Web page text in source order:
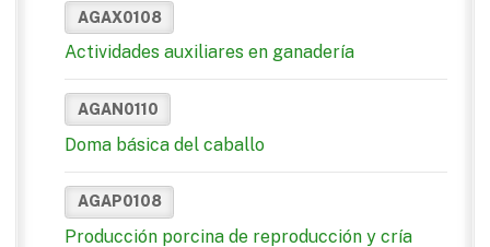
AGAX0108
Actividades auxiliares en ganadería
AGAN0110
Doma básica del caballo
AGAP0108
Producción porcina de reproducción y cría